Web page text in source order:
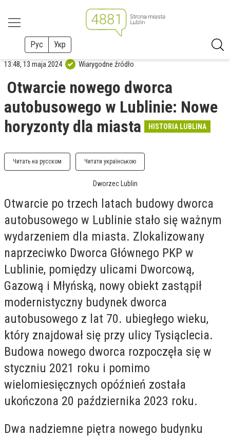
Рус Укр
13:48, 13 maja 2024 Wiarygodne źródło
Otwarcie nowego dworca
autobusowego w Lublinie: Nowe
horyzonty dla miasta
HISTORIA LUBLINA
Читать на русском Читати українською
Dworzec Lublin
Otwarcie po trzech latach budowy dworca
autobusowego w Lublinie stało się ważnym
wydarzeniem dla miasta. Zlokalizowany
naprzeciwko Dworca Głównego PKP w
Lublinie, pomiędzy ulicami Dworcową,
Gazową i Młyńską, nowy obiekt zastąpił
modernistyczny budynek dworca
autobusowego z lat 70. ubiegłego wieku,
który znajdował się przy ulicy Tysiąclecia.
Budowa nowego dworca rozpoczęła się w
styczniu 2021 roku i pomimo
wielomiesięcznych opóźnień została
ukończona 20 października 2023 roku.
Dwa nadziemne piętra nowego budynku